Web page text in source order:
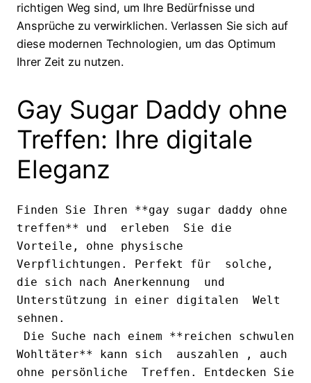
richtigen Weg sind, um Ihre Bedürfnisse und
Ansprüche zu verwirklichen. Verlassen Sie sich auf
diese modernen Technologien, um das Optimum
Ihrer Zeit zu nutzen.
Gay Sugar Daddy ohne
Treffen: Ihre digitale
Eleganz
Finden Sie Ihren **gay sugar daddy ohne
treffen** und  erleben  Sie die
Vorteile, ohne physische
Verpflichtungen. Perfekt für  solche,
die sich nach Anerkennung  und
Unterstützung in einer digitalen  Welt
sehnen.
Wohltäter** kann sich  auszahlen , auch
ohne persönliche  Treffen. Entdecken Sie